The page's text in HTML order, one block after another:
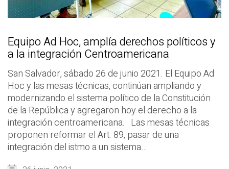
Equipo Ad Hoc, amplía derechos políticos y
a la integración Centroamericana
San Salvador, sábado 26 de junio 2021. El Equipo Ad
Hoc y las mesas técnicas, continúan ampliando y
modernizando el sistema político de la Constitución
de la República y agregaron hoy el derecho a la
integración centroamericana. Las mesas técnicas
proponen reformar el Art. 89, pasar de una
integración del istmo a un sistema…